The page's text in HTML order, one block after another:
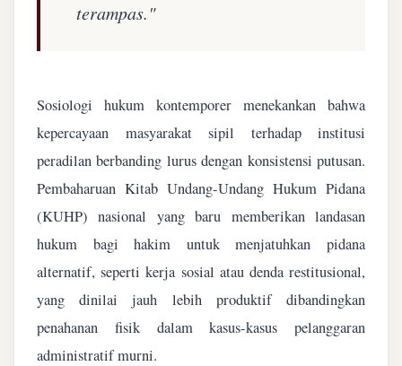
terampas."
Sosiologi hukum kontemporer menekankan bahwa
kepercayaan masyarakat sipil terhadap institusi
peradilan berbanding lurus dengan konsistensi putusan.
Pembaharuan Kitab Undang-Undang Hukum Pidana
(KUHP) nasional yang baru memberikan landasan
hukum bagi hakim untuk menjatuhkan pidana
alternatif, seperti kerja sosial atau denda restitusional,
yang dinilai jauh lebih produktif dibandingkan
penahanan fisik dalam kasus-kasus pelanggaran
administratif murni.